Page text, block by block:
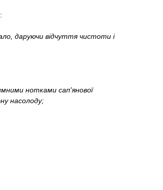
даруючи відчуття чистоти і
нотками сап'янової
насолоду;